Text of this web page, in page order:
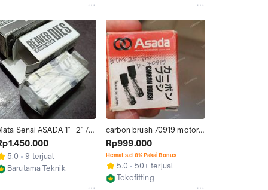
Senai ASADA 1" - 2" / 1
inch
5.0
9 terjual
Barutama Teknik
carbon brush 70919 motor
mesin senai asada BTM25
Pro dan Beaver 80P
Rp999.000
Hemat s.d 8% Pakai Bonus
5.0
50+ terjual
Tokofitting